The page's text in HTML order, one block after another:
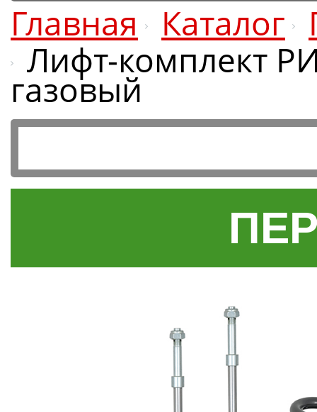
Главная Каталог
Лифт-комплект
газовый